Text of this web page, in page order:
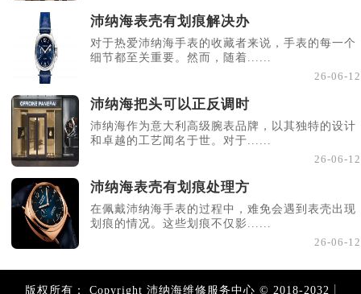
沛纳海表壳有划痕解决办
对于热爱沛纳海手表的收藏者来说，手表的每一个
细节都至关重要。然而，随着......
26-06-12
沛纳海把头可以正反调时
沛纳海作为意大利高级腕表品牌，以其独特的设计
和卓越的工艺闻名于世。对于......
26-06-12
沛纳海表壳有划痕处理方
在佩戴沛纳海手表的过程中，难免会遇到表壳出现
划痕的情况。这些划痕不仅影......
26-06-12
版权所有： Copyright 沛纳海维修服务中心 © 2018-2032 |